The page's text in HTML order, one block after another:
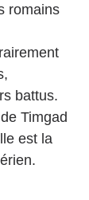
romains
battus.
Timgad
est la